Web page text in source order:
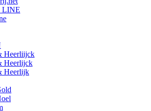
LINE
Heerliijck
Heerlijck
Heerlijk